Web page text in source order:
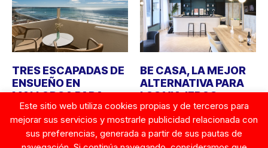
TRES ESCAPADAS DE
ENSUEÑO EN
MALLORCA PARA
DESCONECTAR
FRENTE AL MAR
Mallorca sigue
BE CASA, LA MEJOR
ALTERNATIVA PARA
LOS VIAJEROS
INDEPENDIENTES
QUE BUSCAN
LIBERTAD Y
Este sitio web utiliza cookies propias y de terceros para
mejorar sus servicios y mostrarle publicidad relacionada con
sus preferencias, generada a partir de sus pautas de